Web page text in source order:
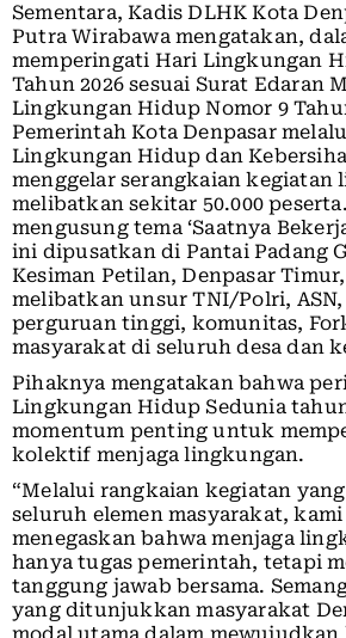
Sementara, Kadis DLHK Kota
Putra Wirabawa mengatakan,
memperingati Hari Lingkungan
Tahun 2026 sesuai Surat Edaran
Lingkungan Hidup Nomor 9
Pemerintah Kota Denpasar
Lingkungan Hidup dan
menggelar serangkaian kegiatan
melibatkan sekitar 50.000
mengusung tema ‘Saatnya
ini dipusatkan di Pantai Padang
Kesiman Petilan, Denpasar
melibatkan unsur TNI/Polri, ASN,
perguruan tinggi, komunitas,
masyarakat di seluruh desa dan
Pihaknya mengatakan bahwa
Lingkungan Hidup Sedunia
momentum penting untuk
kolektif menjaga lingkungan.
“Melalui rangkaian kegiatan
seluruh elemen masyarakat,
menegaskan bahwa menjaga
hanya tugas pemerintah, tetapi
tanggung jawab bersama.
yang ditunjukkan masyarakat